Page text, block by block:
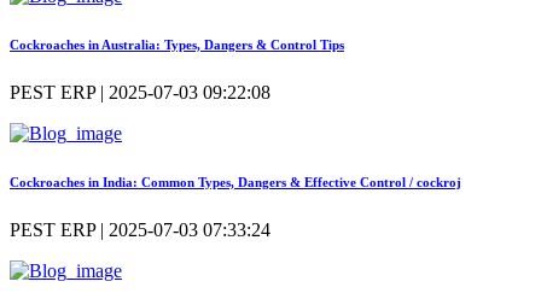
Cockroaches in Australia: Types, Dangers & Control Tips
PEST ERP | 2025-07-03 09:22:08
Cockroaches in India: Common Types, Dangers & Effective Control / cockroj
PEST ERP | 2025-07-03 07:33:24